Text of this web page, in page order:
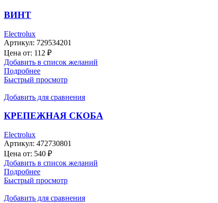
ВИНТ
Electrolux
Артикул: 729534201
Цена от: 112 ₽
Добавить в список желаний
Подробнее
Быстрый просмотр
Добавить для сравнения
КРЕПЕЖНАЯ СКОБА
Electrolux
Артикул: 472730801
Цена от: 540 ₽
Добавить в список желаний
Подробнее
Быстрый просмотр
Добавить для сравнения